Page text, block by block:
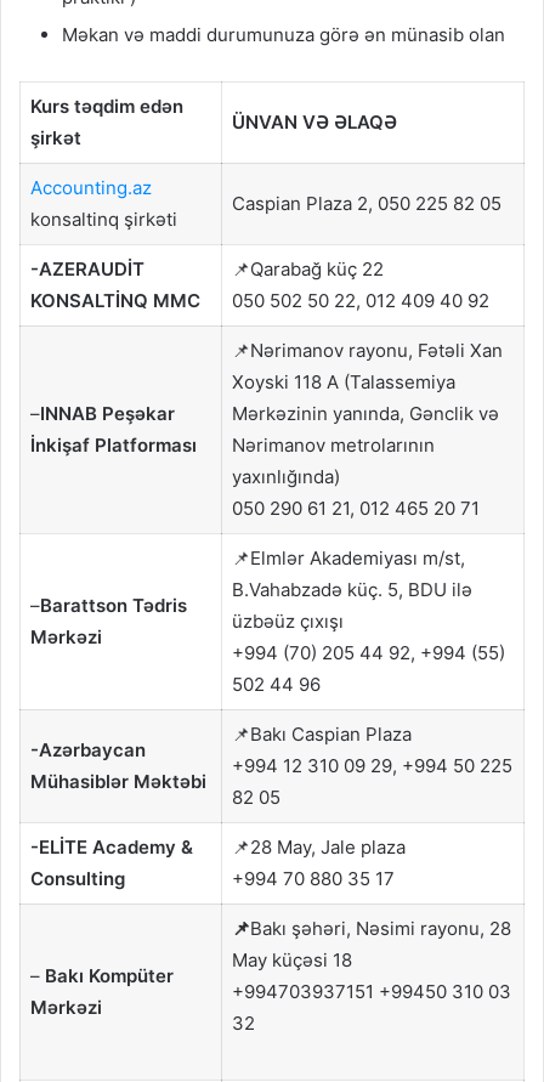
Məkan və maddi durumunuza görə ən münasib olan
Kurs təqdim edən
şirkət
ÜNVAN VƏ ƏLAQƏ
Accounting.az
konsaltinq şirkəti
Caspian Plaza 2, 050 225 82 05
-AZERAUDİT
KONSALTİNQ MMC
📌Qarabağ küç 22
050 502 50 22, 012 409 40 92
–INNAB Peşəkar
İnkişaf Platforması
📌Nərimanov rayonu, Fətəli Xan
Xoyski 118 A (Talassemiya
Mərkəzinin yanında, Gənclik və
Nərimanov metrolarının
yaxınlığında)
050 290 61 21, 012 465 20 71
–Barattson Tədris
Mərkəzi
📌Elmlər Akademiyası m/st,
B.Vahabzadə küç. 5, BDU ilə
üzbəüz çıxışı
+994 (70) 205 44 92, +994 (55)
502 44 96
-Azərbaycan
Mühasiblər Məktəbi
📌Bakı Caspian Plaza
+994 12 310 09 29, +994 50 225
82 05
-ELİTE Academy &
Consulting
📌28 May, Jale plaza
+994 70 880 35 17
– Bakı Kompüter
Mərkəzi
📌Bakı şəhəri, Nəsimi rayonu, 28
May küçəsi 18
+994703937151 +99450 310 03
32